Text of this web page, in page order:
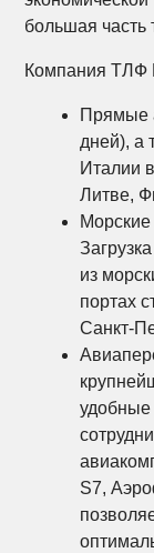
большая часть
Компания ТЛФ
Прямые
дней), а
Италии
Литве,
из
портах
Санкт-
удобные
S7,